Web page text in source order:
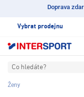
Doprava
Vybrat prodejnu
Co hledáte?
Ženy